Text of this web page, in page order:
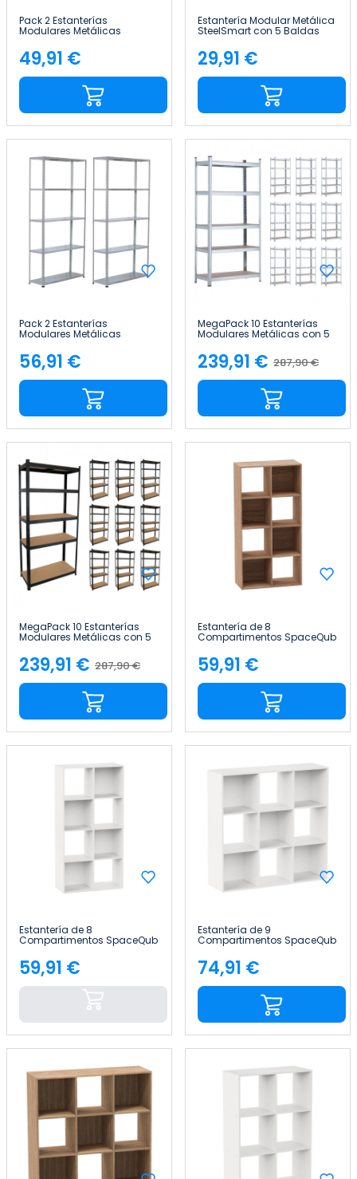
Pack 2 Estanterías
Modulares Metálicas
160kg 145x30x70cm 7house
Precio
49,91 €
Estantería Modular Metálica
SteelSmart con 5 Baldas
Precio
29,91 €
Pack 2 Estanterías
Modulares Metálicas
200kg 180x30x90cm 7house
Precio
56,91 €
MegaPack 10 Estanterías
Modulares Metálicas con 5
Thinia Home
Precio
base
287,90 €
Precio
239,91 €
MegaPack 10 Estanterías
Modulares Metálicas con 5
Thinia Home
Precio
base
287,90 €
Precio
239,91 €
Estantería de 8
Compartimentos SpaceQub
67.5x32x134cm 7house
Precio
59,91 €
Estantería de 8
Compartimentos SpaceQub
67.5x32x134cm 7house
Precio
59,91 €
Estantería de 9
Compartimentos SpaceQub
100.5x32x100.5cm 7house
Precio
74,91 €